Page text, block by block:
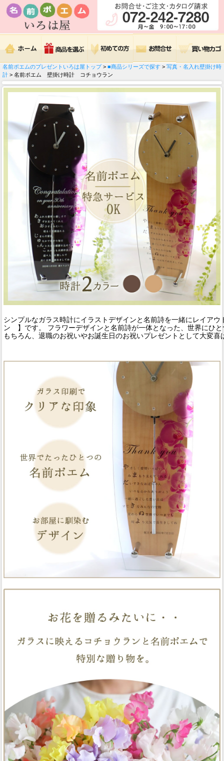
名前ポエムのプレゼントいろは屋トップ> ■商品シリーズで探す > 写真・名入れ壁掛け時
計 > 名前ポエム 壁掛け時計 コチョウラン
シンプルなガラス時計にイラストデザインと名前詩を一緒にレイア
ン 】です。 フラワーデザインと名前詩が一体となった、世界にひ
もちろん、退職のお祝いやお誕生日のお祝いプレゼントとして大変